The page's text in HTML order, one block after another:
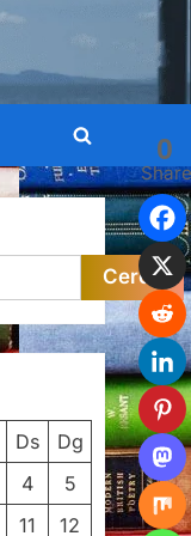
Toggle
search
form
0
Cerca
Ds
Dg
4
5
11
12